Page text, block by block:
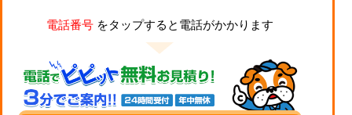
電話番号をタップすると電話がかかります